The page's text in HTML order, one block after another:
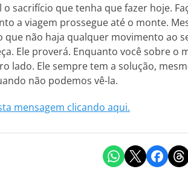
sacrifício que tenha que fazer hoje.
a viagem prossegue até o monte.
que não haja qualquer movimento ao
Ele proverá. Enquanto você sobre o
lado. Ele sempre tem a solução,
não podemos vê-la.
mensagem clicando aqui.